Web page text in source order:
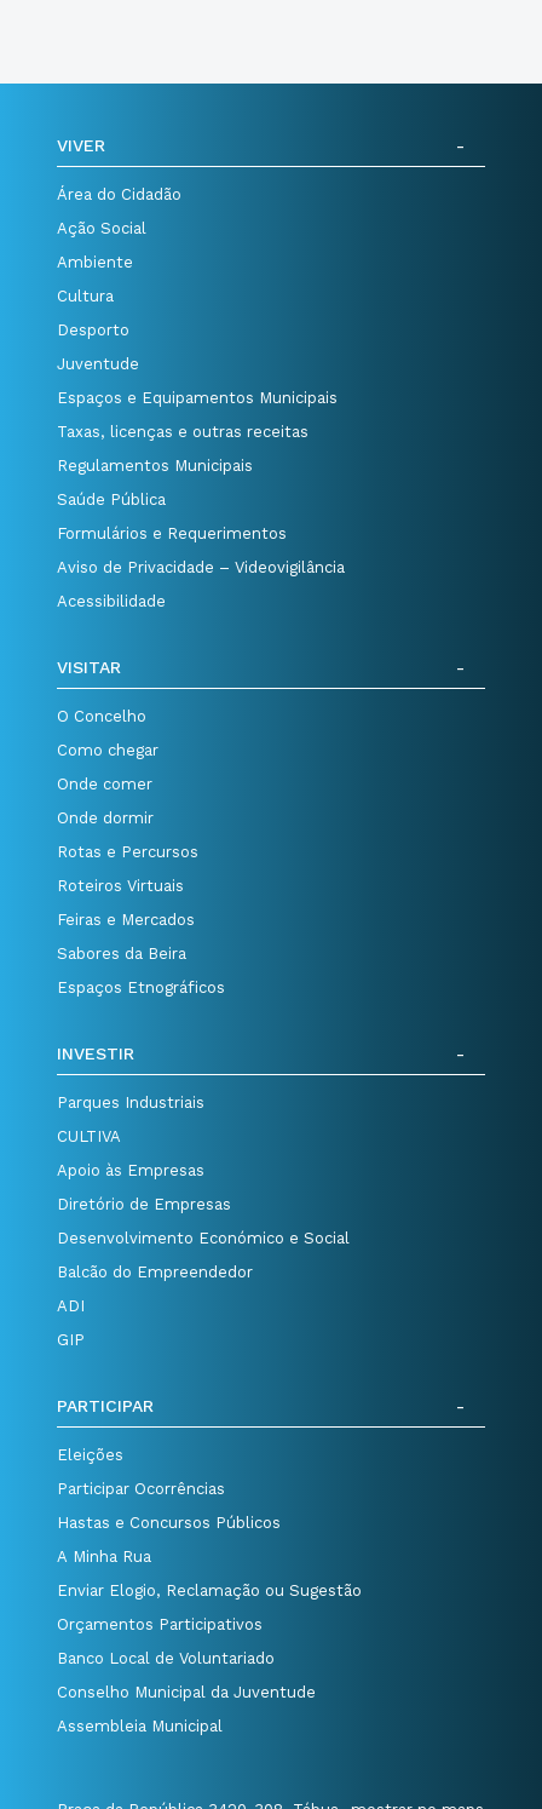
VIVER
Área do Cidadão
Ação Social
Ambiente
Cultura
Desporto
Juventude
Espaços e Equipamentos Municipais
Taxas, licenças e outras receitas
Regulamentos Municipais
Saúde Pública
Formulários e Requerimentos
Aviso de Privacidade – Videovigilância
Acessibilidade
VISITAR
O Concelho
Como chegar
Onde comer
Onde dormir
Rotas e Percursos
Roteiros Virtuais
Feiras e Mercados
Sabores da Beira
Espaços Etnográficos
INVESTIR
Parques Industriais
CULTIVA
Apoio às Empresas
Diretório de Empresas
Desenvolvimento Económico e Social
Balcão do Empreendedor
ADI
GIP
PARTICIPAR
Eleições
Participar Ocorrências
Hastas e Concursos Públicos
A Minha Rua
Enviar Elogio, Reclamação ou Sugestão
Orçamentos Participativos
Banco Local de Voluntariado
Conselho Municipal da Juventude
Assembleia Municipal